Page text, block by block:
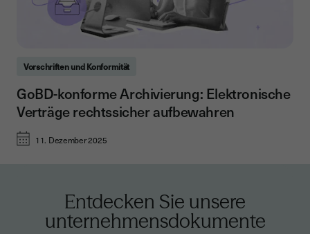
Vorschriften und Konformität
11. Dezember 2025
GoBD-konforme Archivierung: Elektronische
Verträge rechtssicher aufbewahren
Entdecken Sie unsere
unternehmensdokumente